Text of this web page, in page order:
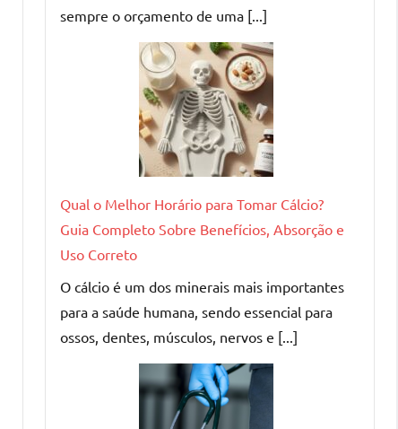
sempre o orçamento de uma [...]
Qual o Melhor Horário para Tomar Cálcio?
Guia Completo Sobre Benefícios, Absorção e
Uso Correto
O cálcio é um dos minerais mais importantes
para a saúde humana, sendo essencial para
ossos, dentes, músculos, nervos e [...]